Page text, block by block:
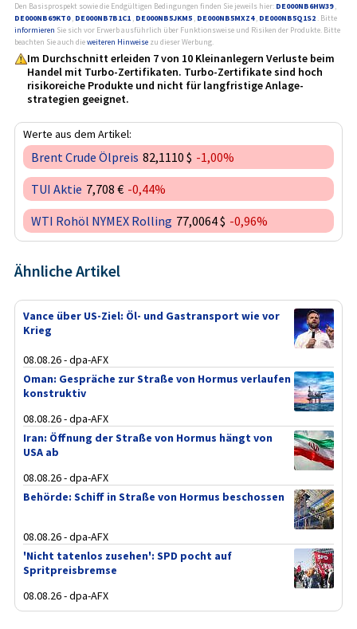
Den Basisprospekt sowie die Endgültigen Bedingungen finden Sie jeweils hier: DE000NB6HW39,
DE000NB69KT0, DE000NB7B1C1 , DE000NB5JKM5 , DE000NB5MXZ4, DE000NB5Q1S2 . Bitte
informieren Sie sich vor Erwerb ausführlich über Funktionsweise und Risiken der Produkte. Bitte
beachten Sie auch dieweiteren Hinweise zu dieser Werbung.
Im Durchschnitt erleiden 7 von 10 Kleinanlegern Verluste beim
Handel mit Turbo-Zertifikaten. Turbo-Zertifikate sind hoch
risikoreiche Produkte und nicht für langfristige Anlage­
strategien geeignet.
Werte aus dem Artikel:
Brent Crude Ölpreis 82,1110 $ -1,00%
TUI Aktie 7,708 € -0,44%
WTI Rohöl NYMEX Rolling 77,0064 $ -0,96%
Ähnliche Artikel
Vance über US-Ziel: Öl- und Gastransport wie vor
Krieg
08.08.26 - dpa-AFX
Oman: Gespräche zur Straße von Hormus verlaufen
konstruktiv
08.08.26 - dpa-AFX
Iran: Öffnung der Straße von Hormus hängt von
USA ab
08.08.26 - dpa-AFX
Behörde: Schiff in Straße von Hormus beschossen
08.08.26 - dpa-AFX
'Nicht tatenlos zusehen': SPD pocht auf
Spritpreisbremse
08.08.26 - dpa-AFX